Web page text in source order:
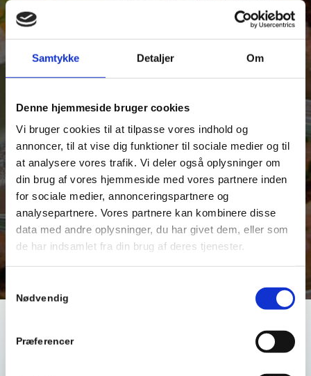
Samtykke Detaljer Om
Denne hjemmeside bruger cookies
Vi bruger cookies til at tilpasse vores indhold og
annoncer, til at vise dig funktioner til sociale medier og til
at analysere vores trafik. Vi deler også oplysninger om
din brug af vores hjemmeside med vores partnere inden
for sociale medier, annonceringspartnere og
analysepartnere. Vores partnere kan kombinere disse
data med andre oplysninger, du har givet dem, eller som
de har indsamlet fra din brug af deres tjenester.
Nødvendig
Præferencer